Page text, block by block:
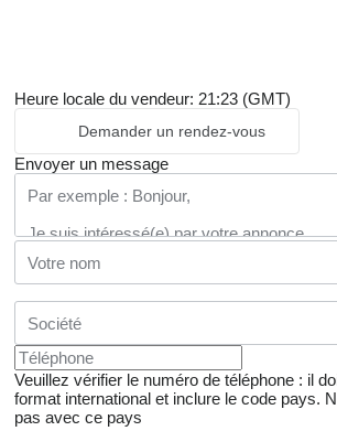
Heure locale du vendeur: 21:23 (GMT)
Demander un rendez-vous
Envoyer un message
Veuillez vérifier le numéro de téléphone : il
format international et inclure le code pays.
pas avec ce pays